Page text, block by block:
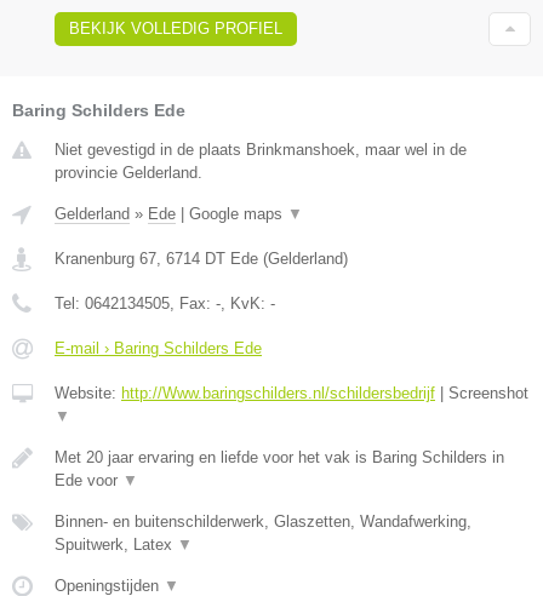
BEKIJK VOLLEDIG PROFIEL
Baring Schilders Ede
Niet gevestigd in de plaats Brinkmanshoek, maar wel in de
provincie Gelderland.
Gelderland » Ede Google maps ▼
Kranenburg 67 6714 DT Ede (Gelderland)
Tel: 0642134505 , Fax: - , KvK: -
E-mail › Baring Schilders Ede
Website: http://Www.baringschilders.nl/schildersbedrijf
Screenshot
▼
Met 20 jaar ervaring en liefde voor het vak is Baring Schilders in
Ede voor ▼
Binnen- en buitenschilderwerk, Glaszetten, Wandafwerking,
Spuitwerk, Latex ▼
Openingstijden ▼